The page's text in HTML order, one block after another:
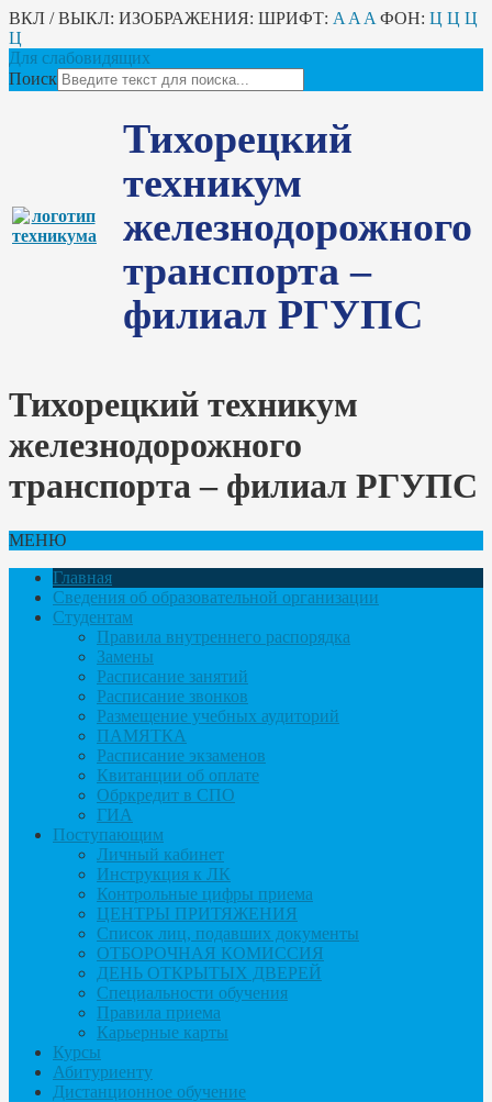
ВКЛ / ВЫКЛ: ИЗОБРАЖЕНИЯ: ШРИФТ: A A A ФОН: Ц Ц Ц
Ц
Для слабовидящих
Поиск
Тихорецкий
техникум
железнодорожного
транспорта –
филиал РГУПС
Тихорецкий техникум
железнодорожного
транспорта – филиал РГУПС
МЕНЮ
Главная
Сведения об образовательной организации
Студентам
Правила внутреннего распорядка
Замены
Расписание занятий
Расписание звонков
Размещение учебных аудиторий
ПАМЯТКА
Расписание экзаменов
Квитанции об оплате
Обркредит в СПО
ГИА
Поступающим
Личный кабинет
Инструкция к ЛК
Контрольные цифры приема
ЦЕНТРЫ ПРИТЯЖЕНИЯ
Список лиц, подавших документы
ОТБОРОЧНАЯ КОМИССИЯ
ДЕНЬ ОТКРЫТЫХ ДВЕРЕЙ
Специальности обучения
Правила приема
Карьерные карты
Курсы
Абитуриенту
Дистанционное обучение